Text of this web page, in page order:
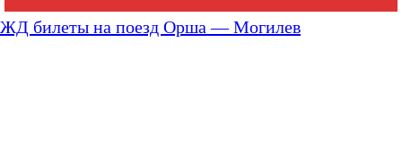
ЖД билеты на поезд Орша — Могилев